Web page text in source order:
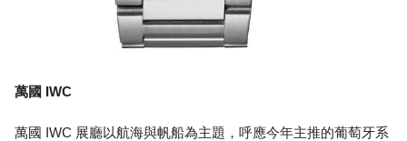
萬國 IWC
萬國 IWC 展廳以航海與帆船為主題，呼應今年主推的葡萄牙系